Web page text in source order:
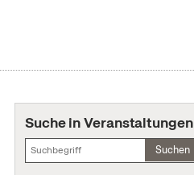
Suche in Veranstaltungen
Suchen